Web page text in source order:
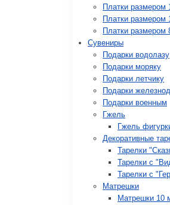
Платки размером
Платки размером
Платки размером
Сувениры
Подарки водолазу
Подарки моряку
Подарки летчику
Подарки
Подарки военным
Гжель
Гжель
Декоративные
Тарелки
Тарелки с
Тарелки с
Матрешки
Матрешки 10